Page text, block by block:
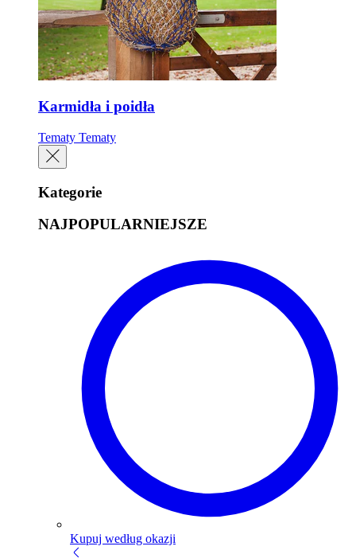
Karmidła i poidła
Tematy Tematy
Kategorie
NAJPOPULARNIEJSZE
Kupuj według okazji